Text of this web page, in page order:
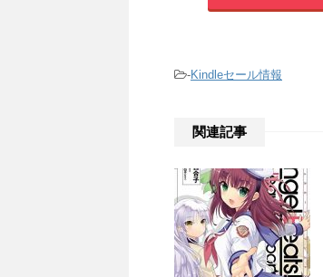
-Kindleセール情報
関連記事